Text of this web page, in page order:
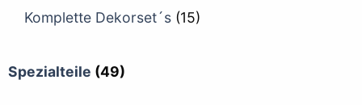
Komplette Dekorset´s (15)
Spezialteile (49)